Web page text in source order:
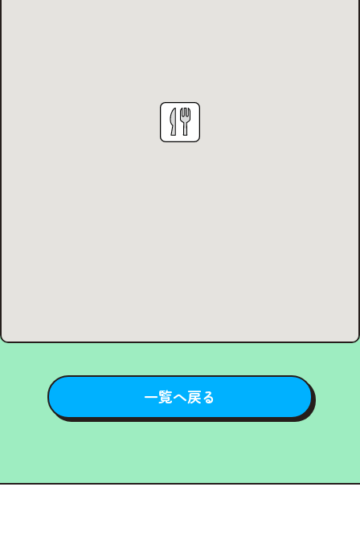
一覧へ戻る